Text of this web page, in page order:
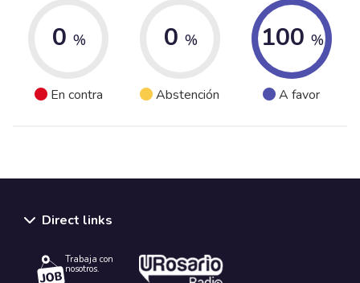
0 %
En contra
0 %
Abstención
100 %
A favor
Direct links
Trabaja con
nosotros.